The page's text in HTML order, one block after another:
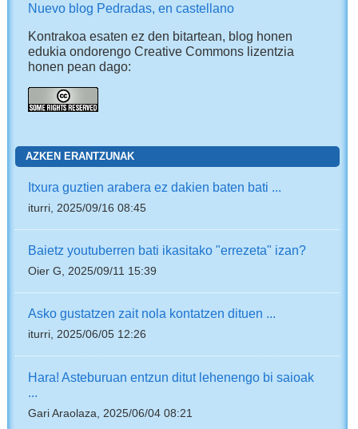
Nuevo blog Pedradas, en castellano
Kontrakoa esaten ez den bitartean, blog honen
edukia ondorengo Creative Commons lizentzia
honen pean dago:
AZKEN ERANTZUNAK
Itxura guztien arabera ez dakien baten bati ...
iturri, 2025/09/16 08:45
Baietz youtuberren bati ikasitako "errezeta" izan?
Oier G, 2025/09/11 15:39
Asko gustatzen zait nola kontatzen dituen ...
iturri, 2025/06/05 12:26
Hara! Asteburuan entzun ditut lehenengo bi saioak
...
Gari Araolaza, 2025/06/04 08:21